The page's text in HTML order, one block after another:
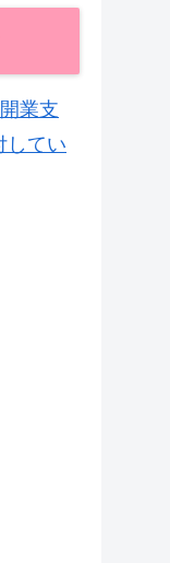
業支
してい